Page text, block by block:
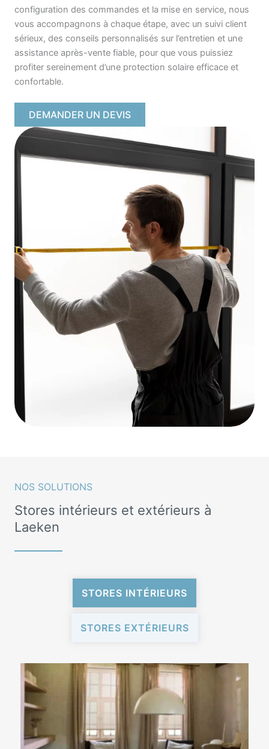
configuration des commandes et la mise en service, nous
vous accompagnons à chaque étape, avec un suivi client
sérieux, des conseils personnalisés sur l’entretien et une
assistance après-vente fiable, pour que vous puissiez
profiter sereinement d’une protection solaire efficace et
confortable.
DEMANDER UN DEVIS
NOS SOLUTIONS
Stores intérieurs et extérieurs à
Laeken
STORES INTÉRIEURS
STORES EXTÉRIEURS